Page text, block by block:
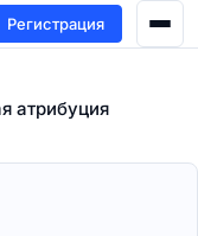
Регистрация
атрибуция